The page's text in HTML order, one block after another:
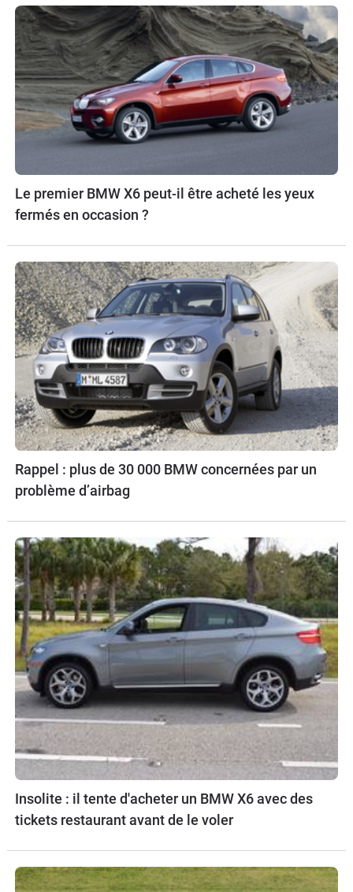
Le premier BMW X6 peut-il être acheté les yeux
fermés en occasion ?
Rappel : plus de 30 000 BMW concernées par un
problème d’airbag
Insolite : il tente d'acheter un BMW X6 avec des
tickets restaurant avant de le voler